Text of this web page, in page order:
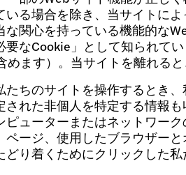
いる場合を除き、当サイトに
な関心を持っている機能的な
要なCookie」として知られて
めます）。当サイトを離れる
たちのサイトを操作するとき
された非個人を特定する情報
ピューターまたはネットワー
ページ、使用したブラウザー
どり着くためにクリックした